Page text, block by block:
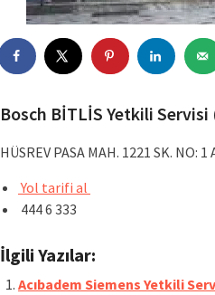
Bosch BİTLİS Yetkili Servisi
HÜSREV PASA MAH. 1221 SK. NO: 1
Yol tarifi al
444 6 333
İlgili Yazılar:
Acıbadem Siemens Yetkili